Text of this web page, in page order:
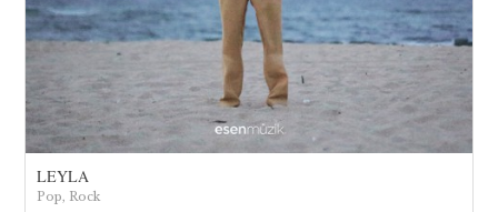
LEYLA
Pop, Rock